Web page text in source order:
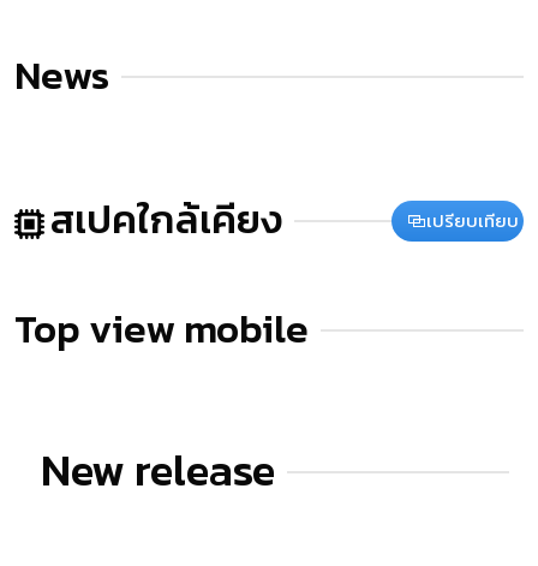
News
สเปคใกล้เคียง เปรียบเทียบ
Top view mobile
New release